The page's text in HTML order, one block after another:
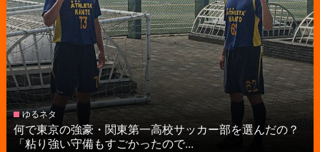
ゆるネタ
何で東京の強豪・関東第一高校サッカー部を選んだの？
「粘り強い守備もすごかったので...